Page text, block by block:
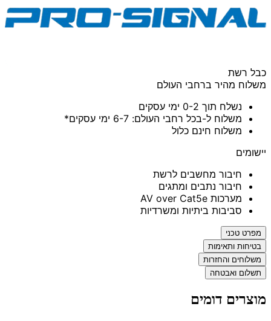
כבל רשת
משלוח מהיר ברחבי העולם
נשלח תוך 0-2 ימי עסקים
משלוח ל-בכל רחבי העולם: 6-7 ימי עסקים*
משלוח חינם כלול
יישומים
חיבור מחשבים לרשת
חיבור נתבים ומתגים
מערכות AV over Cat5e
סביבות ביתיות ומשרדיות
מפרט טכני
בטיחות ותאימות
משלוחים והחזרות
תשלום ואבטחה
מוצרים דומים